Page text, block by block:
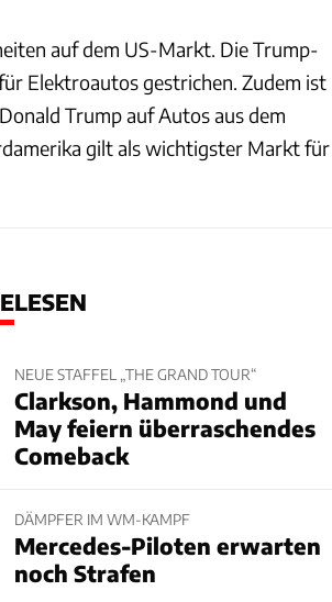
auf dem US-Markt. Die Trump-
Elektroautos gestrichen. Zudem ist
Trump auf Autos aus dem
gilt als wichtigster Markt für
NEUE STAFFEL „THE GRAND TOUR“
Clarkson, Hammond und
May feiern überraschendes
Comeback
DÄMPFER IM WM-KAMPF
Mercedes-Piloten erwarten
noch Strafen